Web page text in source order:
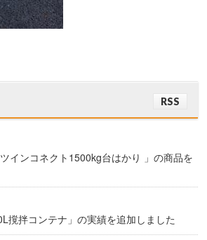
RSS
インコネクト1500kg台はかり 」の商品を
撹拌コンテナ」の実績を追加しました